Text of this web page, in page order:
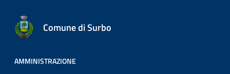
Comune di Surbo
AMMINISTRAZIONE